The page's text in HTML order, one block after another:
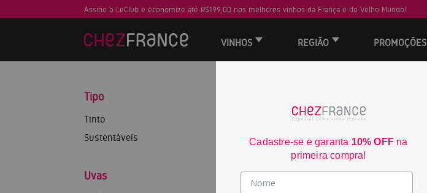
Assine o LeClub e economize até R$199,00 nos melhores vinhos da França e do Velho Mundo!
VINHOS REGIÃO PROMOÇÕES
Tipo
Tinto
Sustentáveis
Uvas
Cadastre-se e garanta 10% OFF na
primeira compra!